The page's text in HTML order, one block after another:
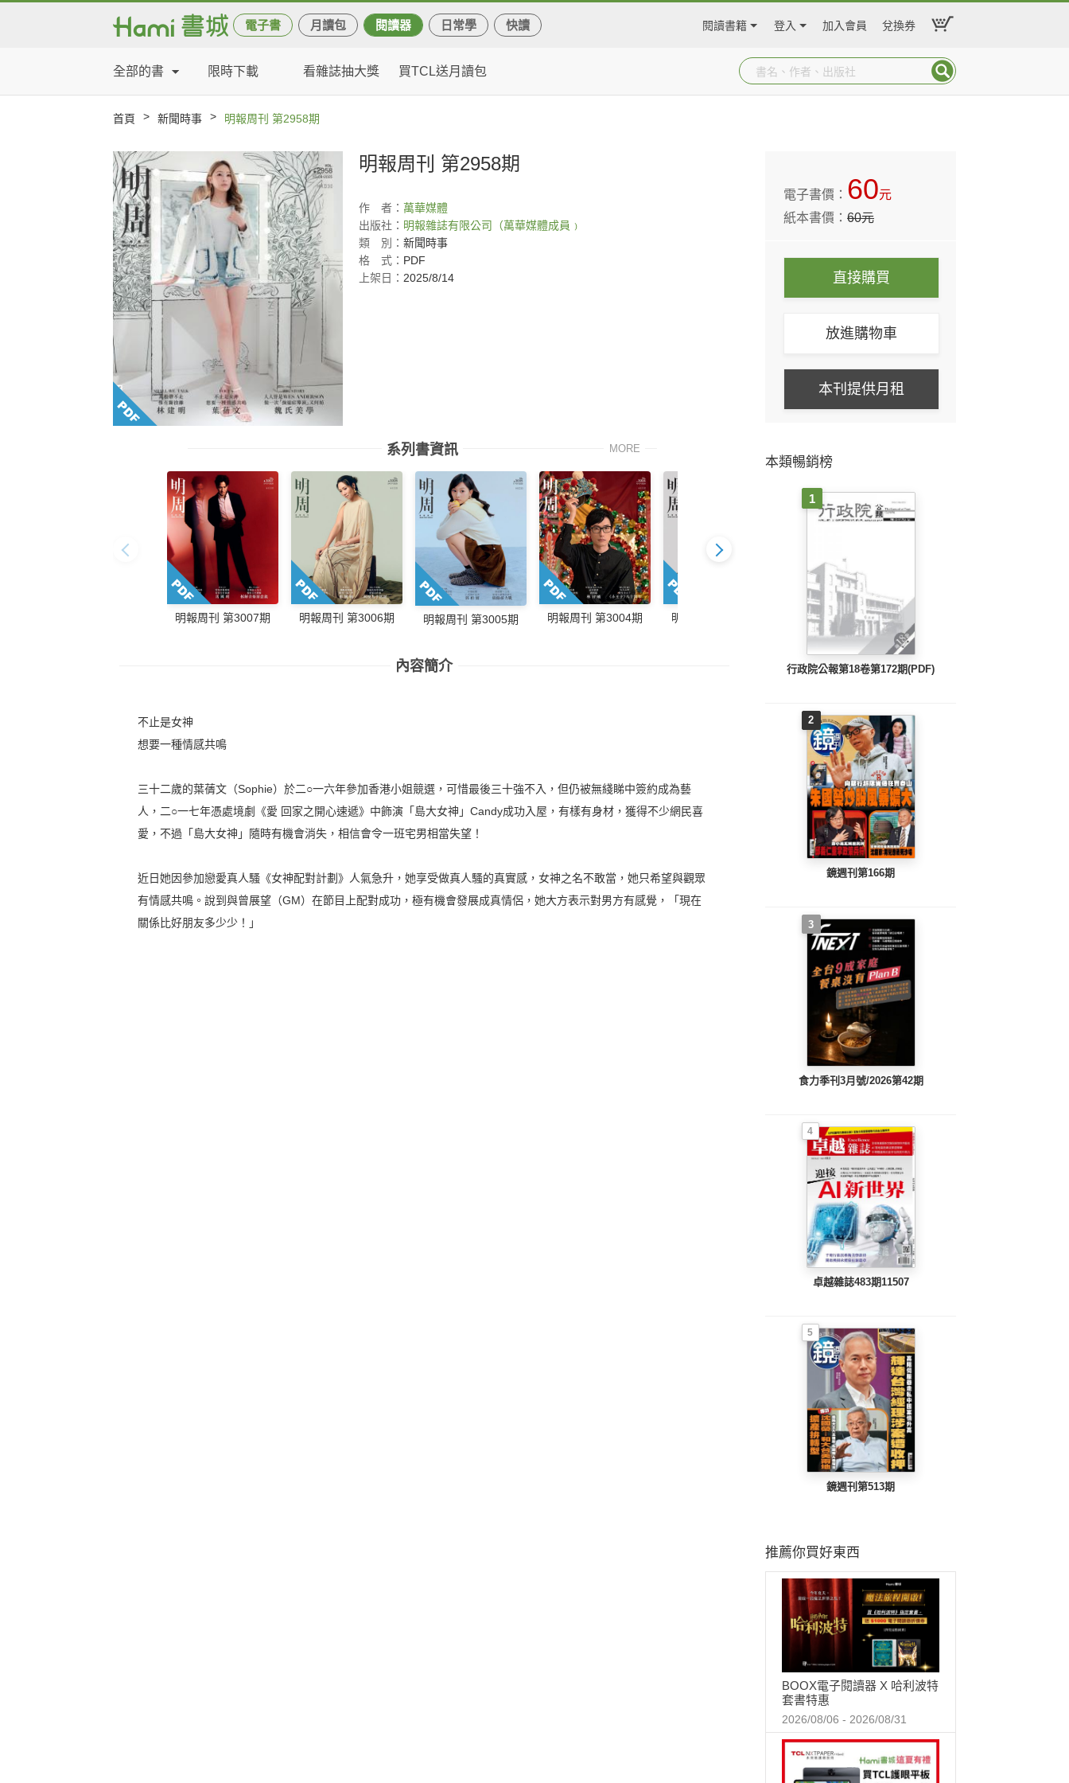
電子書 月讀包 閱讀器 日常學 快讀 閱讀書籍 登入 加入會員 兌換券
全部的書 限時下載 看雜誌抽大獎 買TCL送月讀包
首頁 > 新聞時事 > 明報周刊 第2958期
明報周刊 第2958期
作 者： 萬華媒體
出版社： 明報雜誌有限公司（萬華媒體成員﹚
類
別： 新聞時事
格
式： PDF
上架日： 2025/8/14
系列書資訊 MORE
明報周刊 第3007期 明報周刊 第3006期 明報周刊 第3005期 明報周刊 第3004期 明報周刊 第3003期 明報周刊 第3002期
內容簡介
不止是女神
想要一種情感共鳴
三十二歲的葉蒨文（Sophie）於二○一六年參加香港小姐競選，可惜最後三十強不入，但仍被無綫睇中簽約成為藝
人，二○一七年憑處境劇《愛 回家之開心速遞》中飾演「島大女神」Candy成功入屋，有樣有身材，獲得不少網民喜
愛，不過「島大女神」隨時有機會消失，相信會令一班宅男相當失望！
近日她因參加戀愛真人騷《女神配對計劃》人氣急升，她享受做真人騷的真實感，女神之名不敢當，她只希望與觀眾
有情感共鳴。說到與曾展望（GM）在節目上配對成功，極有機會發展成真情侶，她大方表示對男方有感覺，「現在
關係比好朋友多少少！」
電子書價： 60元
紙本書價：60元
直接購買
放進購物車
本刊提供月租
本類暢銷榜
1
行政院公報第18卷第172期(PDF)
2
鏡週刊第166期
3
食力季刊3月號/2026第42期
4
卓越雜誌483期11507
5
鏡週刊第513期
推薦你買好東西
BOOX電子閱讀器 X 哈利波特
套書特惠
2026/08/06 - 2026/08/31